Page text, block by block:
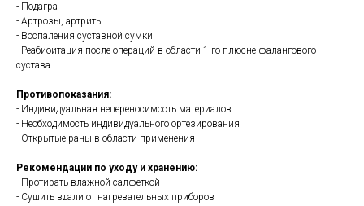
- Подагра
- Артрозы, артриты
- Воспаления суставной сумки
- Реабиоитация после операций в области 1-го плюсне-фалангового
сустава
Противопоказания:
- Индивидуальная непереносимость материалов
- Необходимость индивидуального ортезирования
- Открытые раны в области применения
Рекомендации по уходу и хранению:
- Протирать влажной салфеткой
- Сушить вдали от нагревательных приборов